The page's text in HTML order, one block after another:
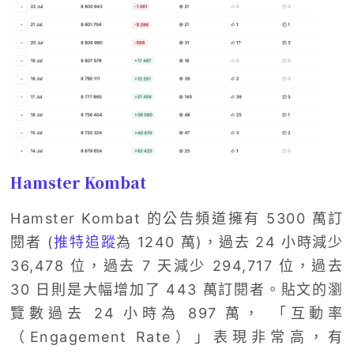
Hamster Kombat
Hamster Kombat 的公告頻道擁有 5300 萬訂
閱者 (推特追蹤為 1240 萬)，過去 24 小時減少
36,478 位，過去 7 天減少 294,717 位，過去
30 日則是大幅增加了 443 萬訂閱者。貼文的瀏
覽數過去 24 小時為 897 萬， 「互動率
（Engagement Rate）」表現非常高，有